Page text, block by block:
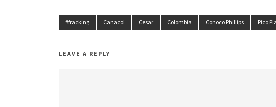
#fracking Canacol Cesar Colombia Conoco Phillips Pico
LEAVE A REPLY